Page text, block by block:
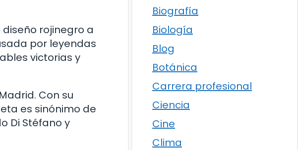
rojinegro a
por leyendas
victorias y
Con su
es sinónimo de
Di Stéfano y
Biografía
Biología
Blog
Botánica
Carrera profesional
Ciencia
Cine
Clima